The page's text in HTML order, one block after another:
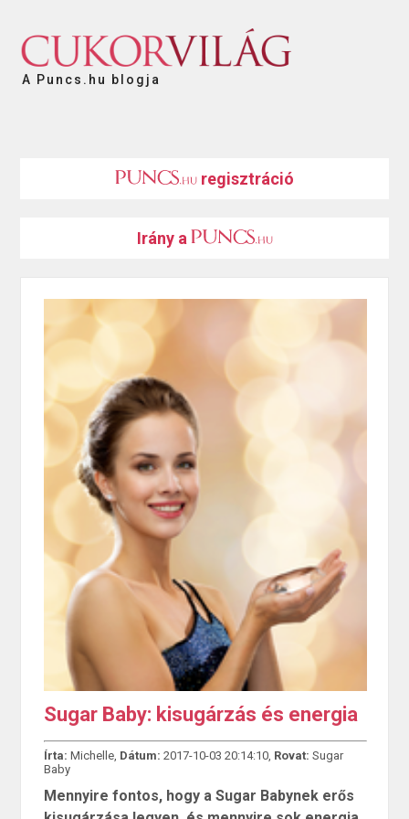
A Puncs.hu blogja
regisztráció
Irány a
Sugar Baby: kisugárzás és energia
Írta: Michelle, Dátum: 2017-10-03 20:14:10, Rovat: Sugar
Baby
Mennyire fontos, hogy a Sugar Babynek erős